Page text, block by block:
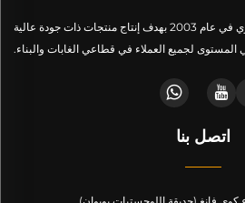
تم تأسيس شركة كيسن ميكنري في عام 2003 بهدف إنتاج منتجات ذات جودة عالية
المستوى لجميع العملاء في قطاعي الغابات والبناء.
اتصل بنا